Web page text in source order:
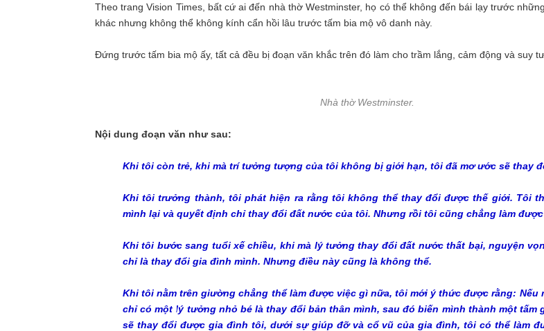
Theo trang Vision Times, bất cứ ai đến nhà thờ Westminster, họ có thể không đến bái lạy trước
khác nhưng không thể không kính cẩn hồi lâu trước tấm bia mộ vô danh này.
Đứng trước tấm bia mộ ấy, tất cả đều bị đoạn văn khắc trên đó làm cho trầm lắng, cảm động và suy tư.
Nhà thờ Westminster.
Nội dung đoạn văn như sau:
Khi tôi còn trẻ, khi mà trí tưởng tượng của tôi không bị giới hạn, tôi đã mơ ước sẽ thay
Khi tôi trưởng thành, tôi phát hiện ra rằng tôi không thể thay đổi được thế giới. Tôi
mình lại và quyết định chỉ thay đổi đất nước của tôi. Nhưng rồi tôi cũng chẳng làm
Khi tôi bước sang tuổi xế chiều, khi mà lý tưởng thay đổi đất nước thất bại, nguyện
chỉ là thay đổi gia đình mình. Nhưng điều này cũng là không thể.
Khi tôi nằm trên giường chẳng thể làm được việc gì nữa, tôi mới ý thức được rằng: Nếu
chỉ có một lý tưởng nhỏ bé là thay đổi bản thân mình, sau đó biến mình thành một tấm
sẽ thay đổi được gia đình tôi, dưới sự giúp đỡ và cổ vũ của gia đình, tôi có thể làm